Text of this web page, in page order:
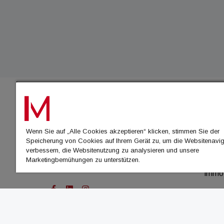
Wenn Sie auf „Alle Cookies akzeptieren“ klicken, stimmen Sie der
Speicherung von Cookies auf Ihrem Gerät zu, um die
verbessern, die Websitenutzung zu analysieren und unsere
Marketingbemühungen zu unterstützen.